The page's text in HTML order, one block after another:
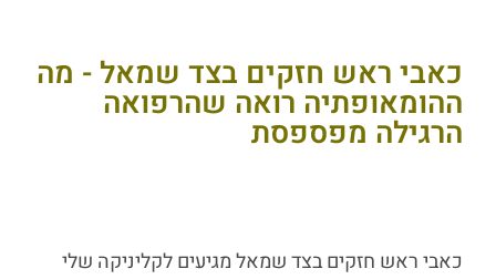
כאבי ראש חזקים בצד שמאל - מה
ההומאופתיה רואה שהרפואה
הרגילה מפספסת
כאבי ראש חזקים בצד שמאלמגיעים לקליניקה שלי